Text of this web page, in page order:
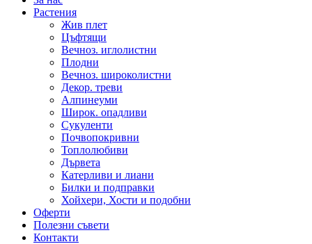
Растения
Жив плет
Цъфтящи
Вечноз. иглолистни
Плодни
Вечноз. широколистни
Декор. треви
Алпинеуми
Широк. опадливи
Сукуленти
Почвопокривни
Топлолюбиви
Дървета
Катерливи и лиани
Билки и подправки
Хойхери, Хости и подобни
Оферти
Полезни съвети
Контакти